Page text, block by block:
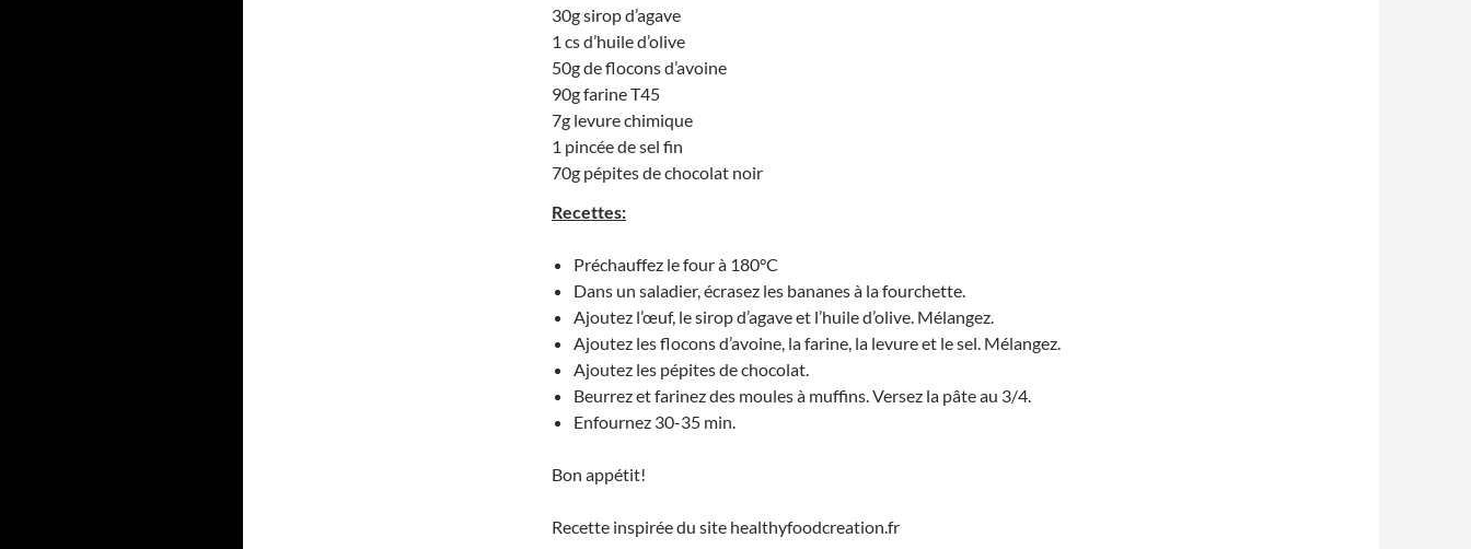
30g sirop d’agave
1 cs d’huile d’olive
50g de flocons d’avoine
90g farine T45
7g levure chimique
1 pincée de sel fin
70g pépites de chocolat noir
Recettes:
Préchauffez le four à 180°C
Dans un saladier, écrasez les bananes à la fourchette.
Ajoutez l’œuf, le sirop d’agave et l’huile d’olive. Mélangez.
Ajoutez les flocons d’avoine, la farine, la levure et le sel. Mélangez.
Ajoutez les pépites de chocolat.
Beurrez et farinez des moules à muffins. Versez la pâte au 3/4.
Enfournez 30-35 min.
Bon appétit!
Recette inspirée du site healthyfoodcreation.fr